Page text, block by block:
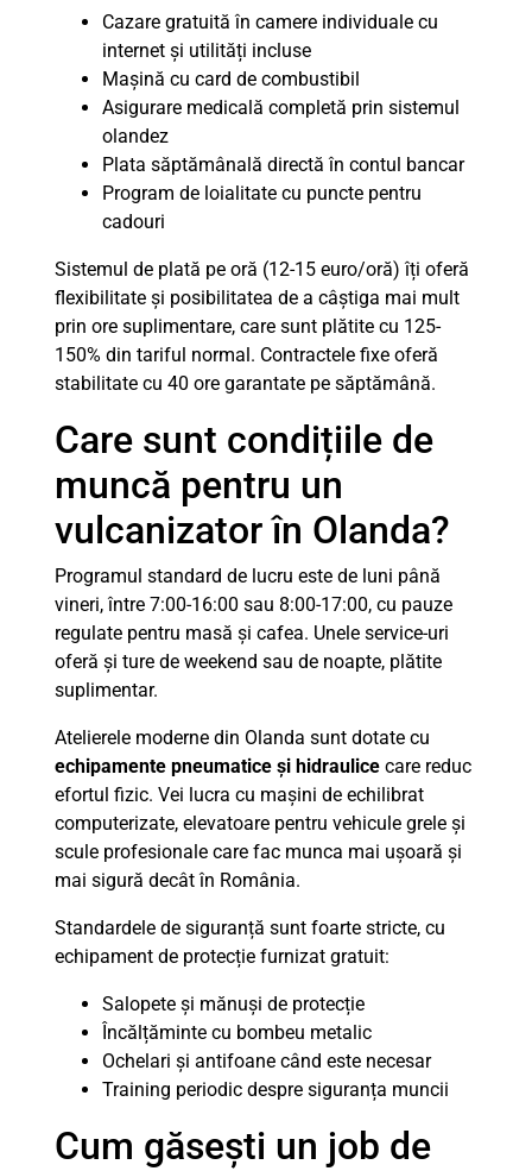
Cazare gratuită în camere individuale cu
internet și utilități incluse
Mașină cu card de combustibil
Asigurare medicală completă prin sistemul
olandez
Plata săptămânală directă în contul bancar
Program de loialitate cu puncte pentru
cadouri
Sistemul de plată pe oră (12-15 euro/oră) îți oferă
flexibilitate și posibilitatea de a câștiga mai mult
prin ore suplimentare, care sunt plătite cu 125-
150% din tariful normal. Contractele fixe oferă
stabilitate cu 40 ore garantate pe săptămână.
Care sunt condițiile de
muncă pentru un
vulcanizator în Olanda?
Programul standard de lucru este de luni până
vineri, între 7:00-16:00 sau 8:00-17:00, cu pauze
regulate pentru masă și cafea. Unele service-uri
oferă și ture de weekend sau de noapte, plătite
suplimentar.
Atelierele moderne din Olanda sunt dotate cu
echipamente pneumatice și hidraulice care reduc
efortul fizic. Vei lucra cu mașini de echilibrat
computerizate, elevatoare pentru vehicule grele și
scule profesionale care fac munca mai ușoară și
mai sigură decât în România.
Standardele de siguranță sunt foarte stricte, cu
echipament de protecție furnizat gratuit:
Salopete și mănuși de protecție
Încălțăminte cu bombeu metalic
Ochelari și antifoane când este necesar
Training periodic despre siguranța muncii
Cum găsești un job de